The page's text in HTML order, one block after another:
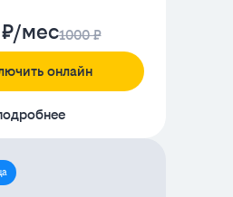
мес1000 ₽
онлайн